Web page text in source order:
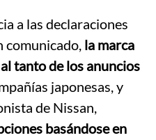
a las declaraciones
comunicado, la marca
tanto de los anuncios
japonesas, y
de Nissan,
basándose en